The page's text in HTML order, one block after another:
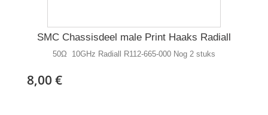
SMC Chassisdeel male Print Haaks Radiall
50Ω 10GHz Radiall R112-665-000 Nog 2 stuks
8,00 €